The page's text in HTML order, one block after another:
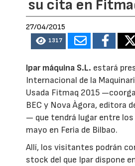
su cita en
27/04/2015
1317
Ipar máquina S.L. estará
Internacional de la
Usada Fitmaq 2015
BEC y Nova Àgora, editora
— que tendrá lugar entre los
mayo en Feria de Bilbao.
Allí, los visitantes podrán
stock del que Ipar dispone